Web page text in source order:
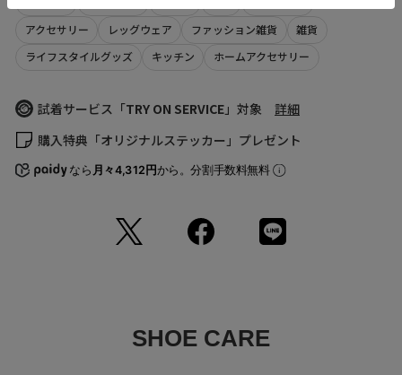
ります。
※再入荷リクエストは商品の再入荷やご予約を保証するものではありま
せんのであらかじめご了承ください。
※画像の商品は光の照射や角度により、実物と色味が異なる場合がござ
また表示のサイズ感と実物は若干異なる場合もございますので、予めご
※商品の色味の目安は、商品単体の画像をご参照ください。
※予約商品など一部商品につきましては、生産の都合上、お届け時期が
前後する場合がございます。
-
サイズの測り方について
アクセサリー
レッグウェア ファッション雑貨
雑貨
ライフスタイルグッズ
キッチン ホームアクセサリー
試着サービス「TRY ON SERVICE 」対象 詳細
購入特典「オリジナルステッカー」プレゼント
なら 月々4,312円から。分割手数料無料
SHOE CARE